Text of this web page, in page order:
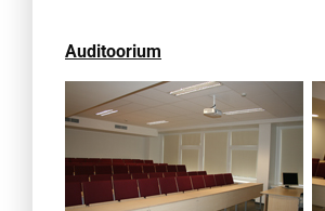
Auditoorium